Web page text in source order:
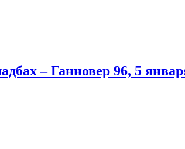
– Ганновер 96, 5